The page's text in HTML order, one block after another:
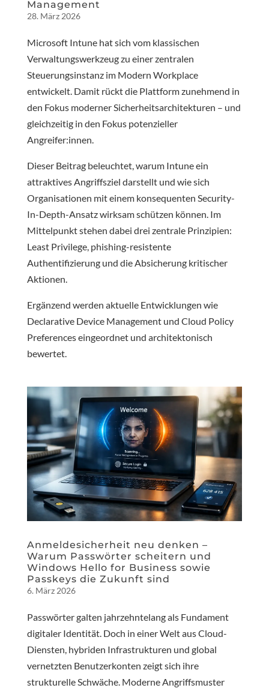
Management
28. März 2026
Microsoft Intune hat sich vom klassischen
Verwaltungswerkzeug zu einer zentralen
Steuerungsinstanz im Modern Workplace
entwickelt. Damit rückt die Plattform zunehmend in
den Fokus moderner Sicherheitsarchitekturen – und
gleichzeitig in den Fokus potenzieller
Angreifer:innen.
Dieser Beitrag beleuchtet, warum Intune ein
attraktives Angriffsziel darstellt und wie sich
Organisationen mit einem konsequenten Security-
In-Depth-Ansatz wirksam schützen können. Im
Mittelpunkt stehen dabei drei zentrale Prinzipien:
Least Privilege, phishing-resistente
Authentifizierung und die Absicherung kritischer
Aktionen.
Ergänzend werden aktuelle Entwicklungen wie
Declarative Device Management und Cloud Policy
Preferences eingeordnet und architektonisch
bewertet.
Anmeldesicherheit neu denken –
Warum Passwörter scheitern und
Windows Hello for Business sowie
Passkeys die Zukunft sind
6. März 2026
Passwörter galten jahrzehntelang als Fundament
digitaler Identität. Doch in einer Welt aus Cloud-
Diensten, hybriden Infrastrukturen und global
vernetzten Benutzerkonten zeigt sich ihre
strukturelle Schwäche. Moderne Angriffsmuster